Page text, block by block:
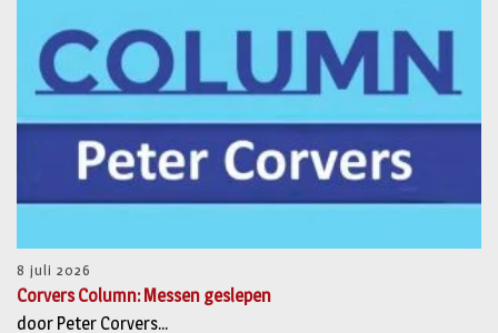
8 juli 2026
Corvers Column: Messen geslepen
door Peter Corvers...